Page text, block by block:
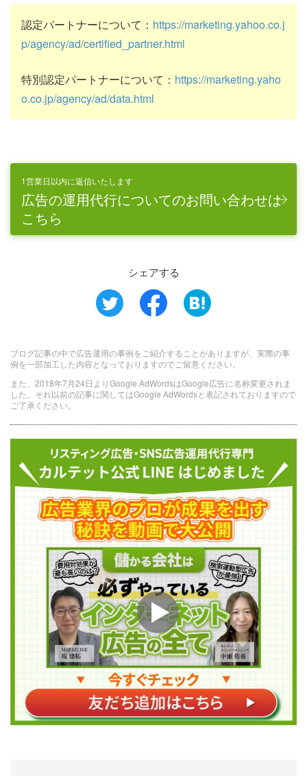
認定パートナーについて： https://marketing.yahoo.co.j
p/agency/ad/certified_partner.html
特別認定パートナーについて： https://marketing.yaho
o.co.jp/agency/ad/data.html
1営業日以内に返信いたします
広告の運用代行についてのお問い合わせは
こちら
シェアする
ブログ記事の中で広告運用の事例をご紹介することがありますが、実際の事
例を一部加工した内容となっておりますのでご留意ください。
また、2018年7月24日よりGoogle AdWordsはGoogle広告に名称変更されま
した。それ以前の記事に関してはGoogle AdWordsと表記されておりますので
ご了承ください。